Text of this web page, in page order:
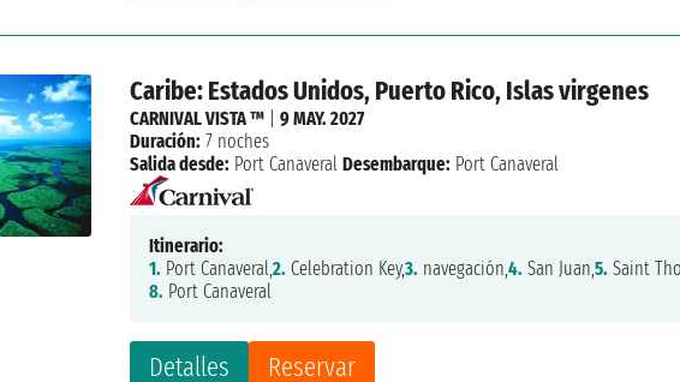
Caribe: Estados Unidos, Puerto Rico, Islas virgenes
Detalles Reservar
CARNIVAL VISTA ™ |9 MAY. 2027
Duración: 7 noches
Salida desde: Port Canaveral Desembarque: Port Canaveral
Itinerario:
1. Port Canaveral,2. Celebration Key,3. navegación,4. San Juan,5. Saint
8. Port Canaveral